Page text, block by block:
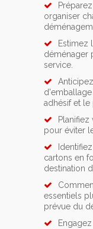
organiser
Estimez
déménager
service.
adhésif et le
pour éviter
cartons en
destination
essentiels
prévue du